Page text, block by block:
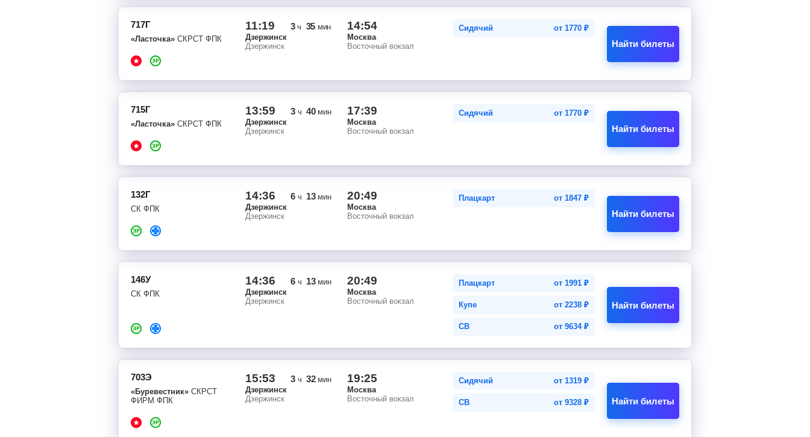
717Г
«Ласточка» СКРСТ ФПК
11:19 3ч 35 мин
Дзержинск
Дзержинск
14:54
Москва
Восточный вокзал
Сидячий от 1770 ₽
Найти билеты
715Г
«Ласточка» СКРСТ ФПК
13:59 3 ч40мин
Дзержинск
Дзержинск
17:39
Москва
Восточный вокзал
Сидячий от 1770 ₽
Найти билеты
132Г
СК ФПК
14:36 6 ч 13мин
Дзержинск
Дзержинск
20:49
Москва
Восточный вокзал
Плацкарт от 1847 ₽
Найти билеты
146У
СК ФПК
14:36 6 ч 13мин
Дзержинск
Дзержинск
20:49
Москва
Восточный вокзал
Плацкарт от 1991 ₽
Купе от 2238 ₽
СВ от 9634₽
Найти билеты
703Э
«Буревестник» СКРСТ
ФИРМ ФПК
15:53 3 ч32мин
Дзержинск
Дзержинск
19:25
Москва
Восточный вокзал
Сидячий от 1319 ₽
СВ от 9328 ₽ Найти билеты